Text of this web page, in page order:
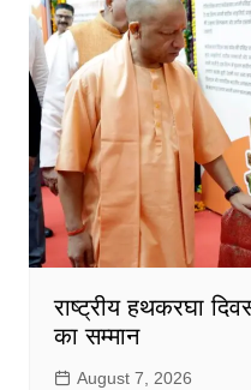
राष्ट्रीय हथकरघा
का सम्मान
August 7, 2026